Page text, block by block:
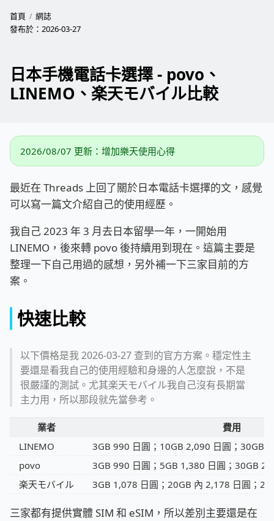
首頁
網誌
發布於： 2026-03-27
日本手機電話卡選擇 - povo、
LINEMO、楽天モバイル比較
2026/08/07 更新：增加樂天使用心得
最近在 Threads 上回了關於日本電話卡選擇的文，感覺
可以寫一篇文介紹自己的使用經歷。
我自己 2023 年 3 月去日本留學一年，一開始用
LINEMO，後來轉 povo 後持續用到現在。這篇主要是
整理一下自己用過的感想，另外補一下三家目前的方
案。
快速比較
以下價格是我 2026-03-27 查到的官方方案。穩定性主
要還是看我自己的使用經驗和身邊的人怎麼說，不是
很嚴謹的測試。尤其楽天モバイル我自己沒有長期當
主力用，所以那段就先當參考。
業者
費用
LINEMO
3GB 990 日圓；10GB 2,090 日圓；30GB
povo
3GB 990 日圓；5GB 1,380 日圓；30GB
楽天モバイル
3GB 1,078 日圓；20GB 內 2,178 日圓；
三家都有提供實體 SIM 和 eSIM，所以差別主要還是在